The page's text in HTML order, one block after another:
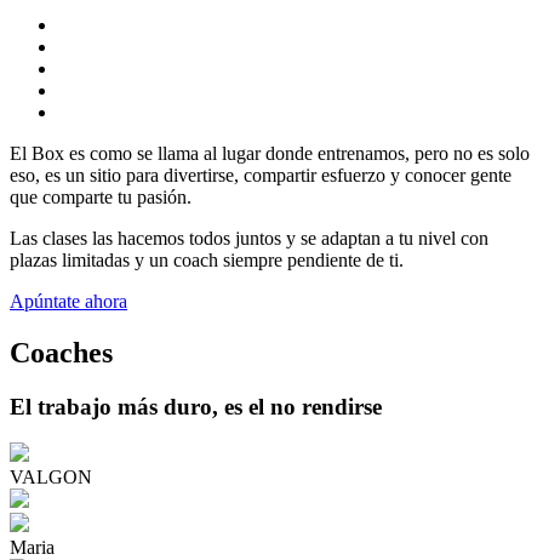
El Box es como se llama al lugar donde entrenamos, pero no es solo
eso, es un sitio para divertirse, compartir esfuerzo y conocer gente
que comparte tu pasión.
Las clases las hacemos todos juntos y se adaptan a tu nivel con
plazas limitadas y un coach siempre pendiente de ti.
Apúntate ahora
Coaches
El trabajo más duro, es el no rendirse
VALGON
Maria